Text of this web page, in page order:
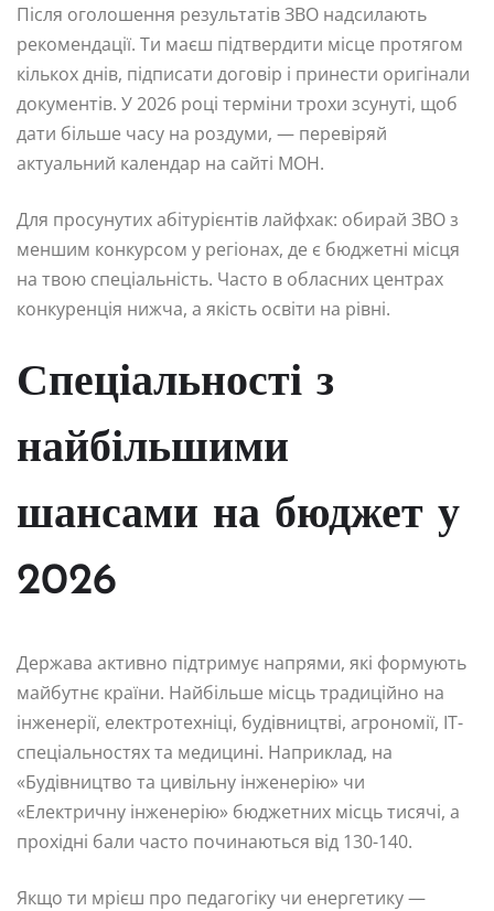
Після оголошення результатів ЗВО надсилають
рекомендації. Ти маєш підтвердити місце протягом
кількох днів, підписати договір і принести оригінали
документів. У 2026 році терміни трохи зсунуті, щоб
дати більше часу на роздуми, — перевіряй
актуальний календар на сайті МОН.
Для просунутих абітурієнтів лайфхак: обирай ЗВО з
меншим конкурсом у регіонах, де є бюджетні місця
на твою спеціальність. Часто в обласних центрах
конкуренція нижча, а якість освіти на рівні.
Спеціальності з
найбільшими
шансами на бюджет у
2026
Держава активно підтримує напрями, які формують
майбутнє країни. Найбільше місць традиційно на
інженерії, електротехніці, будівництві, агрономії, IT-
спеціальностях та медицині. Наприклад, на
«Будівництво та цивільну інженерію» чи
«Електричну інженерію» бюджетних місць тисячі, а
прохідні бали часто починаються від 130-140.
Якщо ти мрієш про педагогіку чи енергетику —